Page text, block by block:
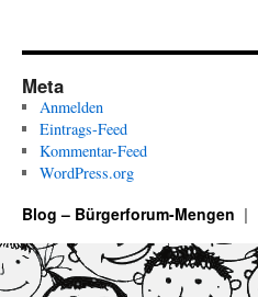
Meta
Anmelden
Eintrags-Feed
Kommentar-Feed
WordPress.org
Blog – Bürgerforum-Mengen